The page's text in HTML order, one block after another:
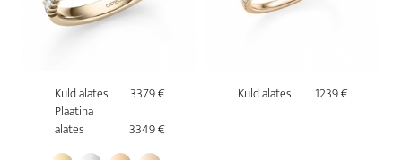
Kuld alates
3379 €
Plaatina
alates
3349 €
Kuld alates 1239 €